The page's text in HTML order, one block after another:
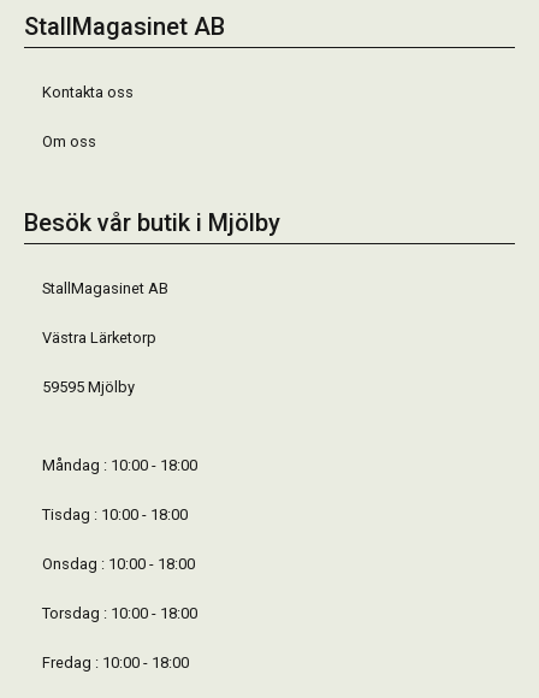
StallMagasinet AB
Kontakta oss
Om oss
Besök vår butik i Mjölby
StallMagasinet AB
Västra Lärketorp
59595 Mjölby
Måndag : 10:00 - 18:00
Tisdag : 10:00 - 18:00
Onsdag : 10:00 - 18:00
Torsdag : 10:00 - 18:00
Fredag : 10:00 - 18:00